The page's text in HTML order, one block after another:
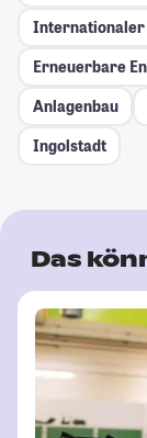
Internationaler
Erneuerbare
Anlagenbau
Ingolstadt
Das